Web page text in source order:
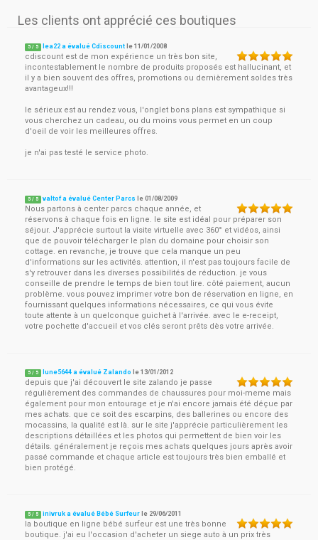
Les clients ont apprécié ces boutiques
5 / 5 lea22 a évalué Cdiscount le11/01/2008
cdiscount est de mon expérience un très bon site,
incontestablement le nombre de produits proposés est hallucinant, et
il y a bien souvent des offres, promotions ou dernièrement soldes très
avantageux!!!
le sérieux est au rendez vous, l'onglet bons plans est sympathique si
vous cherchez un cadeau, ou du moins vous permet en un coup
d'oeil de voir les meilleures offres.
je n'ai pas testé le service photo.
5 / 5 valtof a évalué Center Parcs le01/08/2009
Nous partons à center parcs chaque année, et
réservons à chaque fois en ligne. le site est idéal pour préparer son
séjour. J'apprécie surtout la visite virtuelle avec 360° et vidéos, ainsi
que de pouvoir télécharger le plan du domaine pour choisir son
cottage. en revanche, je trouve que cela manque un peu
d'informations sur les activités. attention, il n'est pas toujours facile de
s'y retrouver dans les diverses possibilités de réduction. je vous
conseille de prendre le temps de bien tout lire. côté paiement, aucun
problème. vous pouvez imprimer votre bon de réservation en ligne, en
fournissant quelques informations nécessaires, ce qui vous évite
toute attente à un quelconque guichet à l'arrivée. avec le e-receipt,
votre pochette d'accueil et vos clés seront prêts dès votre arrivée.
5 / 5 lune5644 a évalué Zalando le13/01/2012
depuis que j'ai découvert le site zalando je passe
régulièrement des commandes de chaussures pour moi-meme mais
également pour mon entourage et je n'ai encore jamais été déçue par
mes achats. que ce soit des escarpins, des ballerines ou encore des
mocassins, la qualité est là. sur le site j'apprécie particulièrement les
descriptions détaillées et les photos qui permettent de bien voir les
détails. généralement je reçois mes achats quelques jours après avoir
passé commande et chaque article est toujours très bien emballé et
bien protégé.
5 / 5 inivruk a évalué Bébé Surfeur le 29/06/2011
la boutique en ligne bébé surfeur est une très bonne
boutique. j'ai eu l'occasion d'acheter un siege auto à un prix très